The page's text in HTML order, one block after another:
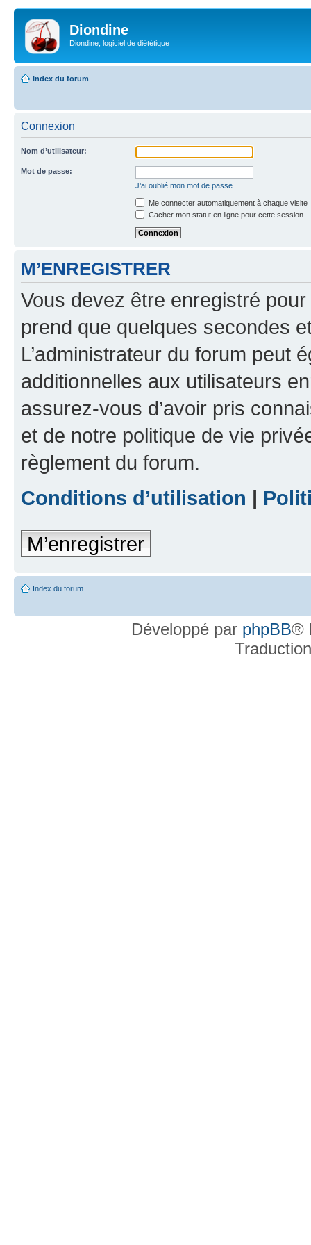
Diondine
Diondine, logiciel de diététique
Index du forum
Connexion
Nom d’utilisateur:
Mot de passe:
J’ai oublié mon mot de passe
Me connecter automatiquement à chaque visite
Cacher mon statut en ligne pour cette session
M’ENREGISTRER
Vous devez être enregistré
prend que quelques secondes
L’administrateur du forum peut
additionnelles aux utilisateurs
assurez-vous d’avoir pris
et de notre politique de vie
règlement du forum.
Conditions d’utilisation |
M’enregistrer
Index du forum
Développé par phpBB®